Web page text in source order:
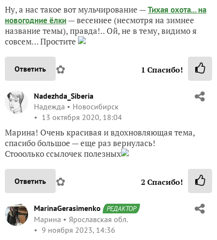
Ну, а нас такое вот мульчирование —Тихая охота... на
новогодние ёлки— весеннее (несмотря на зимнее
название темы), правда!.. Ой, не в тему, видимо я
совсем… Простите
Ответить ✿ 1 Спасибо!
Nadezhda_Siberia
Надежда
Новосибирск
13 октября 2020, 18:04
Марина! Очень красивая и вдохновляющая тема,
спасибо большое — еще раз вернулась!
Стооолько ссылочек полезных
Ответить ✿ 2 Спасибо!
MarinaGerasimenko РЕДАКТОР
Марина
Ярославская обл.
9 ноября 2023, 14:36